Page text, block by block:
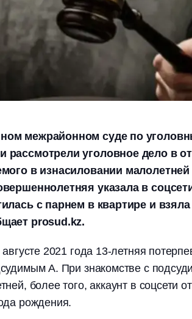
межрайонном суде по
рассмотрели уголовное дело в
в изнасиловании малолетней
указала в
с парнем в квартире и
prosud.kz.
2021 года 13-летняя
А. При знакомстве с
более того, аккаунт в соцсети
рождения.